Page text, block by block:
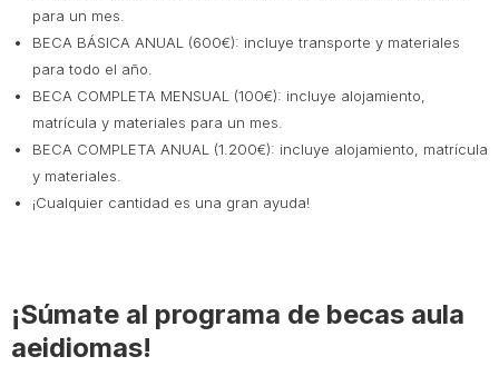
para un mes.
BECA BÁSICA ANUAL (600€): incluye transporte y materiales
para todo el año.
BECA COMPLETA MENSUAL (100€): incluye alojamiento,
matrícula y materiales para un mes.
BECA COMPLETA ANUAL (1.200€): incluye alojamiento, matrícula
y materiales.
¡Cualquier cantidad es una gran ayuda!
¡Súmate al programa de becas aula
aeidiomas!